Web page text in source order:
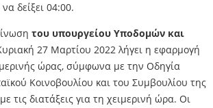
δείξει 04:00.
του υπουργείου Υποδομών και
27 Μαρτίου 2022 λήγει η εφαρμογή
ώρας, σύμφωνα με την Οδηγία
Κοινοβουλίου και του Συμβουλίου της
τις διατάξεις για τη χειμερινή ώρα. Οι